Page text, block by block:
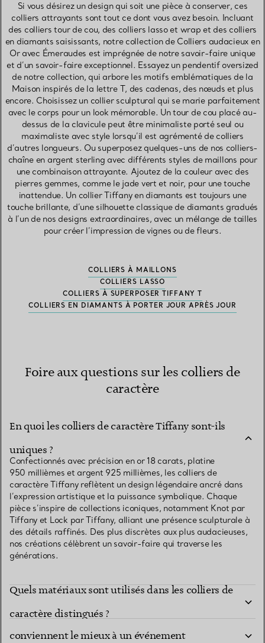
Si vous désirez un design qui soit une pièce à conserver, ces
colliers attrayants sont tout ce dont vous avez besoin. Incluant
des colliers tour de cou, des colliers lasso et wrap et des colliers
en diamants saisissants, notre collection de Colliers audacieux en
Or avec Émeraudes est imprégnée de notre savoir-faire unique
et d’un savoir-faire exceptionnel. Essayez un pendentif oversized
de notre collection, qui arbore les motifs emblématiques de la
Maison inspirés de la lettre T, des cadenas, des nœuds et plus
encore. Choisissez un collier sculptural qui se marie parfaitement
avec le corps pour un look mémorable. Un tour de cou placé au-
dessus de la clavicule peut être minimaliste porté seul ou
maximaliste avec style lorsqu’il est agrémenté de colliers
d’autres longueurs. Ou superposez quelques-uns de nos colliers-
chaîne en argent sterling avec différents styles de maillons pour
une combinaison attrayante. Ajoutez de la couleur avec des
pierres gemmes, comme le jade vert et noir, pour une touche
inattendue. Un collier Tiffany en diamants est toujours une
touche brillante, d’une silhouette classique de diamants gradués
à l’un de nos designs extraordinaires, avec un mélange de tailles
pour créer l’impression de vignes ou de fleurs.
COLLIERS À MAILLONS
COLLIERS LASSO
COLLIERS À SUPERPOSER TIFFANY T
COLLIERS EN DIAMANTS À PORTER JOUR APRÈS JOUR
Foire aux questions sur les colliers de
caractère
En quoi les colliers de caractère Tiffany sont-ils
uniques ?
Confectionnés avec précision en or 18 carats, platine
950 millièmes et argent 925 millièmes, les colliers de
caractère Tiffany reflètent un design légendaire ancré dans
l’expression artistique et la puissance symbolique. Chaque
pièce s’inspire de collections iconiques, notamment Knot par
Tiffany et Lock par Tiffany, alliant une présence sculpturale à
des détails raffinés. Des plus discrètes aux plus audacieuses,
nos créations célèbrent un savoir-faire qui traverse les
générations.
Quels matériaux sont utilisés dans les colliers de
caractère distingués ?
Quelles collections de colliers Tiffany
conviennent le mieux à un événement